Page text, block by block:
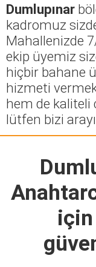
Dumlupınar
kadromuz
Mahallenizde
ekip üyemiz
hiçbir bahane
hizmeti
hem de
lütfen bizi